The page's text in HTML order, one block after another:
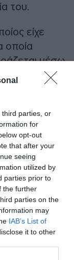
third parties, or
for
opt-out
that after your
seeing
utilized by
parties prior to
the further
parties on the
may
IAB’s List of
it to other
του.
είχε
οποία
μέσω
σε αυτόν.
Χαμενεΐ, ο